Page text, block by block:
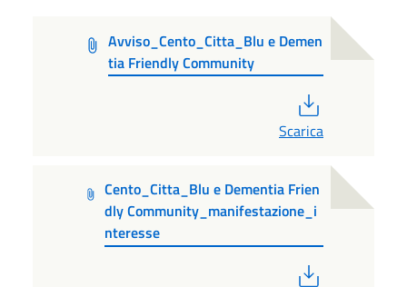
Avviso_Cento_Citta_Blu e Demen
tia Friendly Community
Scarica
Cento_Citta_Blu e Dementia Frien
dly Community_manifestazione_i
nteresse